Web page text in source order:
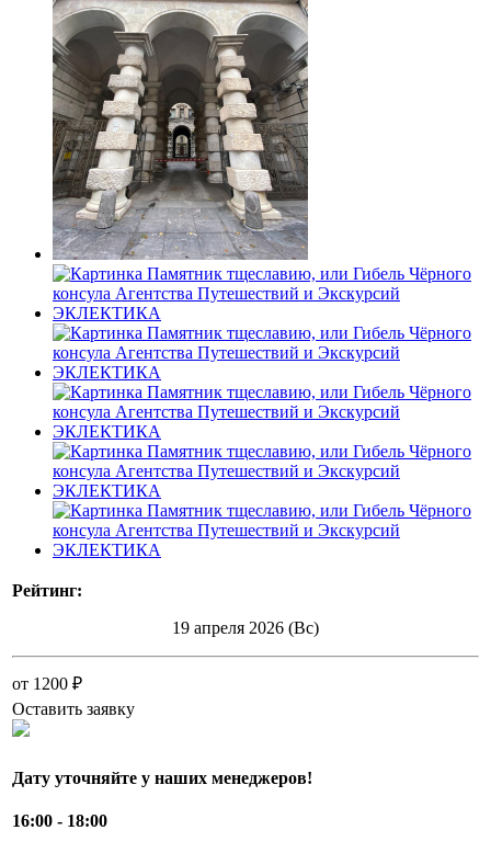
Рейтинг:
19 апреля 2026 (Вс)
от 1200 ₽
Оставить заявку
Дату уточняйте у наших менеджеров!
16:00 - 18:00